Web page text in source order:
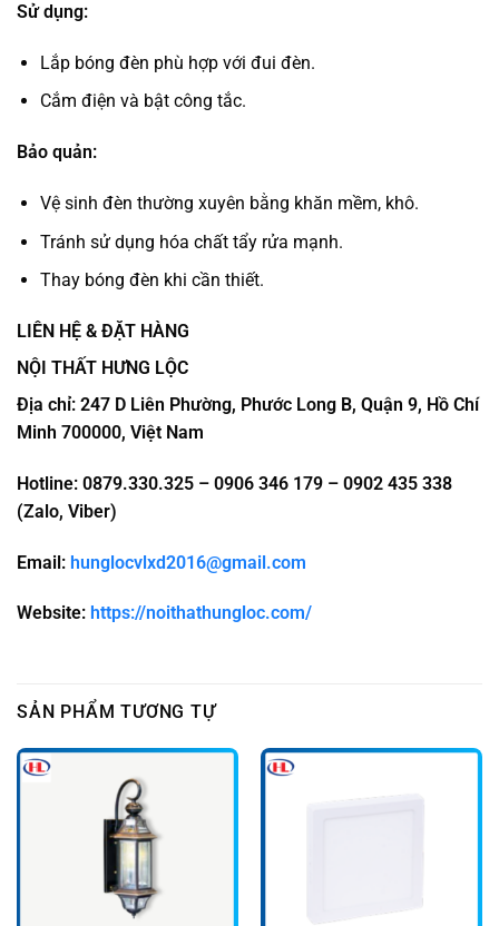
Sử dụng:
Lắp bóng đèn phù hợp với đui đèn.
Cắm điện và bật công tắc.
Bảo quản:
Vệ sinh đèn thường xuyên bằng khăn mềm, khô.
Tránh sử dụng hóa chất tẩy rửa mạnh.
Thay bóng đèn khi cần thiết.
LIÊN HỆ & ĐẶT HÀNG
NỘI THẤT HƯNG LỘC
Địa chỉ: 247 D Liên Phường, Phước Long B, Quận 9, Hồ Chí
Minh 700000, Việt Nam
Hotline: 0879.330.325 – 0906 346 179 – 0902 435 338
(Zalo, Viber)
Email: hunglocvlxd2016@gmail.com
Website: https://noithathungloc.com/
SẢN PHẨM TƯƠNG TỰ